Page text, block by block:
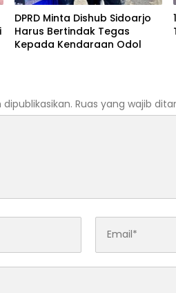
DPRD Minta Dishub Sidoarjo
Harus Bertindak Tegas
Kepada Kendaraan Odol
Ruas yang wajib